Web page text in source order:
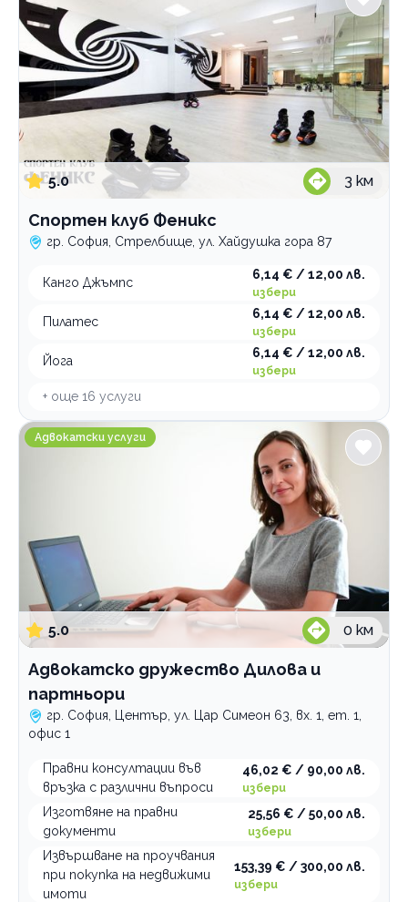
5.0 3 км
Спортен клуб Феникс
гр. София, Стрелбище, ул. Хайдушка гора 87
Канго Джъмпс
6,14 € / 12,00 лв.
избери
Пилатес
6,14 € / 12,00 лв.
избери
Йога
6,14 € / 12,00 лв.
избери
+ още 16 услуги
Адвокатско дружество Дилова и партньори
Адвокатски услуги
5.0 0 км
Адвокатско дружество Дилова и
партньори
гр. София, Център, ул. Цар Симеон 63, вх. 1, ет. 1,
офис 1
Правни консултации във
връзка с различни въпроси
46,02 € / 90,00 лв.
избери
Изготвяне на правни
документи
25,56 € / 50,00 лв.
избери
Извършване на проучвания
при покупка на недвижими
имоти
153,39 € / 300,00 лв.
избери